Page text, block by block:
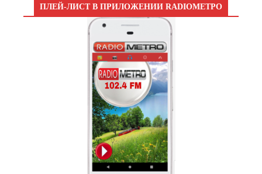
ПЛЕЙ-ЛИСТ В ПРИЛОЖЕНИИ RADIOМЕТРО